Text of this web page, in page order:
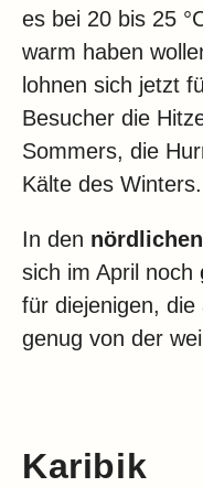
es bei 20 bis 25
warm haben
lohnen sich jetzt
Besucher die
Sommers, die
Kälte des Winters.
In den
sich im April noch
für diejenigen,
genug von der
Karibik